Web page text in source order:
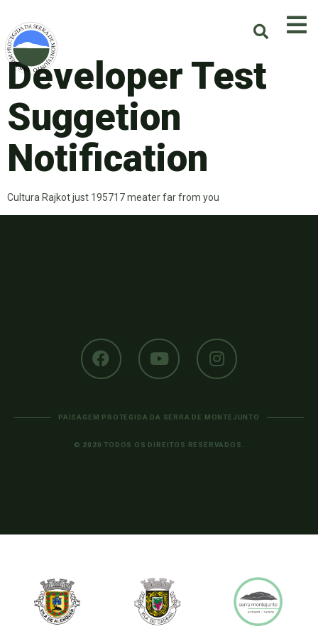
Developer Test
Suggetion
Notification
Cultura Rajkot just 195717 meater far from you
PAISAGEM PROTEGIDA DA SERRA DE MONTEJUNTO
© 2020 TODOS OS DIREITOS RESERVADOS.